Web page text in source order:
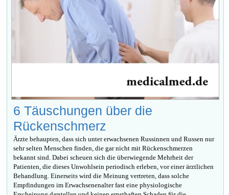
6 Täuschungen über die
Rückenschmerz
Ärzte behaupten, dass sich unter erwachsenen Russinnen und Russen nur
sehr selten Menschen finden, die gar nicht mit Rückenschmerzen
bekannt sind. Dabei scheuen sich die überwiegende Mehrheit der
Patienten, die dieses Unwohlsein periodisch erleben, vor einer ärztlichen
Behandlung. Einerseits wird die Meinung vertreten, dass solche
Empfindungen im Erwachsenenalter fast eine physiologische